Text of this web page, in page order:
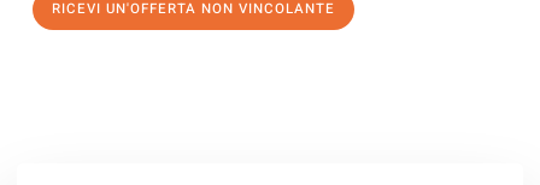
RICEVI UN'OFFERTA NON VINCOLANTE